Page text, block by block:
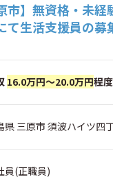
市】無資格・未
て生活支援員の募
16.0万円～20.0万円程
県 三原市 須波ハイツ四
員(正職員)